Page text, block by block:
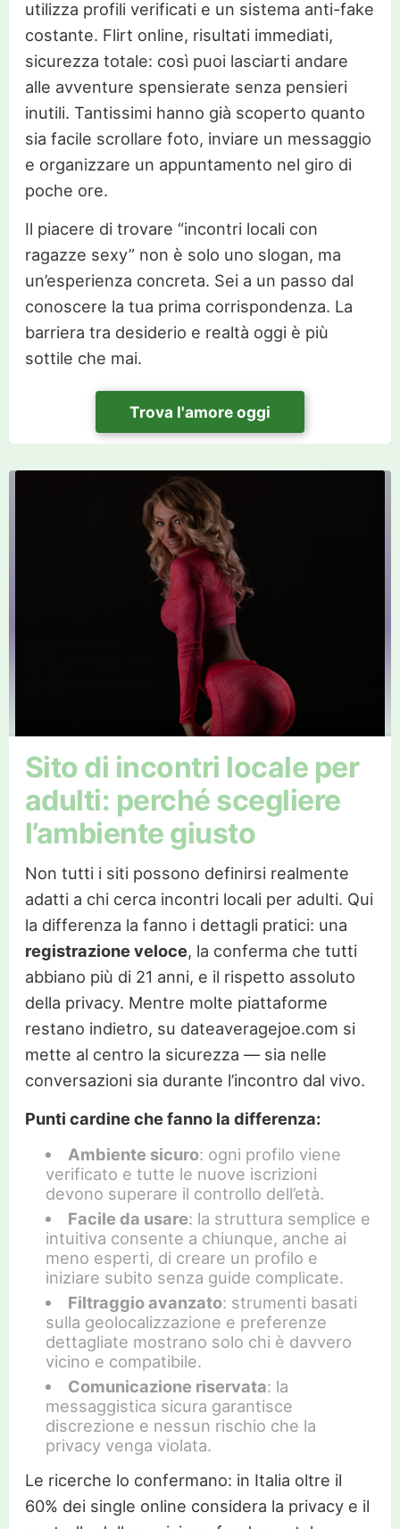
utilizza profili verificati e un sistema anti-fake
costante. Flirt online, risultati immediati,
sicurezza totale: così puoi lasciarti andare
alle avventure spensierate senza pensieri
inutili. Tantissimi hanno già scoperto quanto
sia facile scrollare foto, inviare un messaggio
e organizzare un appuntamento nel giro di
poche ore.
Il piacere di trovare “incontri locali con
ragazze sexy” non è solo uno slogan, ma
un’esperienza concreta. Sei a un passo dal
conoscere la tua prima corrispondenza. La
barriera tra desiderio e realtà oggi è più
sottile che mai.
Trova l'amore oggi
Sito di incontri locale per
adulti: perché scegliere
l’ambiente giusto
Non tutti i siti possono definirsi realmente
adatti a chi cerca incontri locali per adulti. Qui
la differenza la fanno i dettagli pratici: una
registrazione veloce, la conferma che tutti
abbiano più di 21 anni, e il rispetto assoluto
della privacy. Mentre molte piattaforme
restano indietro, su dateaveragejoe.com si
mette al centro la sicurezza — sia nelle
conversazioni sia durante l’incontro dal vivo.
Punti cardine che fanno la differenza:
Ambiente sicuro: ogni profilo viene
verificato e tutte le nuove iscrizioni
devono superare il controllo dell’età.
Facile da usare: la struttura semplice e
intuitiva consente a chiunque, anche ai
meno esperti, di creare un profilo e
iniziare subito senza guide complicate.
Filtraggio avanzato: strumenti basati
sulla geolocalizzazione e preferenze
dettagliate mostrano solo chi è davvero
vicino e compatibile.
Comunicazione riservata: la
messaggistica sicura garantisce
discrezione e nessun rischio che la
privacy venga violata.
Le ricerche lo confermano: in Italia oltre il
60% dei single online considera la privacy e il